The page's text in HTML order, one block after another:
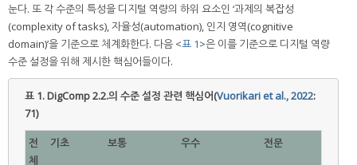
눈다. 또 각 수준의 특성을 디지털 역량의 하위 요소인 ‘과제의 복잡성
(complexity of tasks), 자율성(automation), 인지 영역(cognitive
domain)’을 기준으로 체계화한다. 다음 <표 1>은 이를 기준으로 디지털 역량
수준 설정을 위해 제시한 핵심어들이다.
표 1.DigComp 2.2.의 수준 설정 관련 핵심어(Vuorikari et al., 2022:
71)
전
체
기초 보통 우수 전문